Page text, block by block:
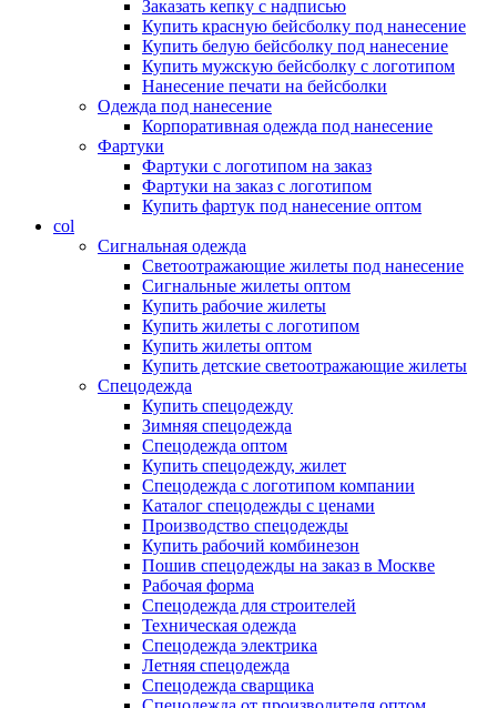
Заказать кепку с надписью
Купить красную бейсболку под нанесение
Купить белую бейсболку под нанесение
Купить мужскую бейсболку с логотипом
Нанесение печати на бейсболки
Одежда под нанесение
Корпоративная одежда под нанесение
Фартуки
Фартуки с логотипом на заказ
Фартуки на заказ с логотипом
Купить фартук под нанесение оптом
col
Сигнальная одежда
Светоотражающие жилеты под нанесение
Сигнальные жилеты оптом
Купить рабочие жилеты
Купить жилеты с логотипом
Купить жилеты оптом
Купить детские светоотражающие жилеты
Спецодежда
Купить спецодежду
Зимняя спецодежда
Спецодежда оптом
Купить спецодежду, жилет
Спецодежда с логотипом компании
Каталог спецодежды с ценами
Производство спецодежды
Купить рабочий комбинезон
Пошив спецодежды на заказ в Москве
Рабочая форма
Спецодежда для строителей
Техническая одежда
Спецодежда электрика
Летняя спецодежда
Спецодежда сварщика